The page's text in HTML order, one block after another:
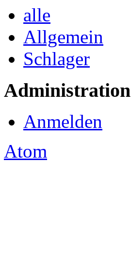
alle
Allgemein
Schlager
Administration
Anmelden
Atom